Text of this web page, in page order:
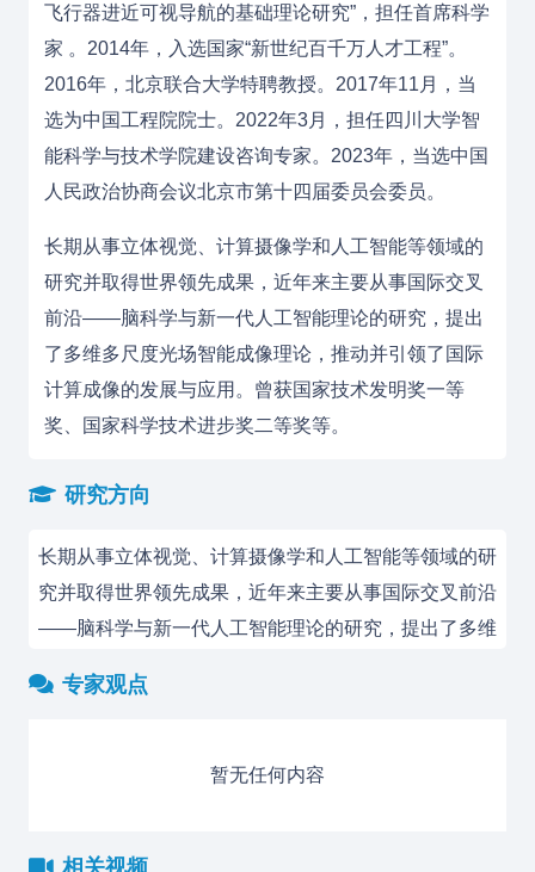
飞行器进近可视导航的基础理论研究”，担任首席科学
家 。2014年，入选国家“新世纪百千万人才工程”。
2016年，北京联合大学特聘教授。2017年11月，当
选为中国工程院院士。2022年3月，担任四川大学智
能科学与技术学院建设咨询专家。2023年，当选中国
人民政治协商会议北京市第十四届委员会委员。
长期从事立体视觉、计算摄像学和人工智能等领域的
研究并取得世界领先成果，近年来主要从事国际交叉
前沿——脑科学与新一代人工智能理论的研究，提出
了多维多尺度光场智能成像理论，推动并引领了国际
计算成像的发展与应用。曾获国家技术发明奖一等
奖、国家科学技术进步奖二等奖等。
研究方向
长期从事立体视觉、计算摄像学和人工智能等领域的研
究并取得世界领先成果，近年来主要从事国际交叉前沿
——脑科学与新一代人工智能理论的研究，提出了多维
的发展与应用。
专家观点
暂无任何内容
相关视频